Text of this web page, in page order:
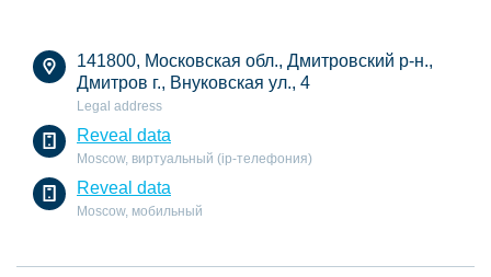
141800, Московская обл., Дмитровский р-н.,
Дмитров г., Внуковская ул., 4
Legal address
Reveal data
Moscow, виртуальный (ip-телефония)
Reveal data
Moscow, мобильный